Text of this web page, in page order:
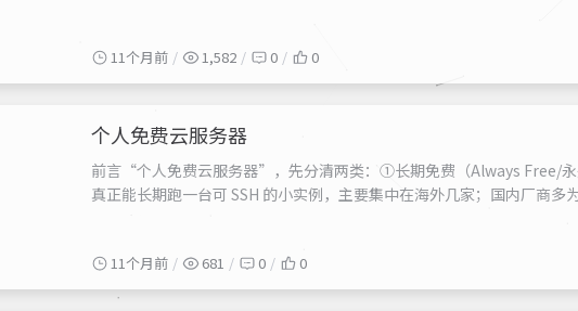
11个月前 1,582 0 0
个人免费云服务器
前言“个人免费云服务器”，先分清两类：①长期免费（Always Free/永
真正能长期跑一台可 SSH 的小实例，主要集中在海外几家；国内厂商
11个月前 681 0 0